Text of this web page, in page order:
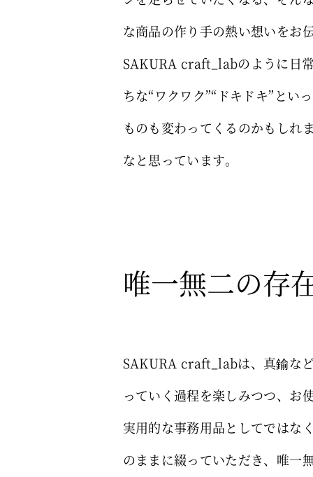
な商品の作り手の熱い想いをお
SAKURA craft_labのように日
ちな“ワクワク”“ドキドキ”とい
ものも変わってくるのかもし
なと思っています。
唯一無二の存
SAKURA craft_labは、真鍮な
っていく過程を楽しみつつ、お
実用的な事務用品としてではな
のままに綴っていただき、唯一